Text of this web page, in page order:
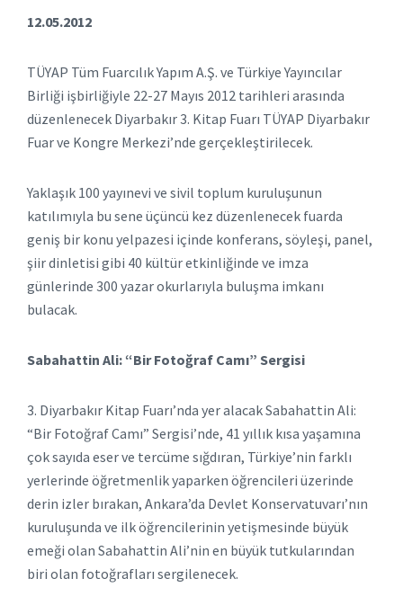
12.05.2012
TÜYAP Tüm Fuarcılık Yapım A.Ş. ve Türkiye Yayıncılar
Birliği işbirliğiyle 22-27 Mayıs 2012 tarihleri arasında
düzenlenecek Diyarbakır 3. Kitap Fuarı TÜYAP Diyarbakır
Fuar ve Kongre Merkezi’nde gerçekleştirilecek.
Yaklaşık 100 yayınevi ve sivil toplum kuruluşunun
katılımıyla bu sene üçüncü kez düzenlenecek fuarda
geniş bir konu yelpazesi içinde konferans, söyleşi, panel,
şiir dinletisi gibi 40 kültür etkinliğinde ve imza
günlerinde 300 yazar okurlarıyla buluşma imkanı
bulacak.
Sabahattin Ali: “Bir Fotoğraf Camı” Sergisi
3. Diyarbakır Kitap Fuarı’nda yer alacak Sabahattin Ali:
“Bir Fotoğraf Camı” Sergisi’nde, 41 yıllık kısa yaşamına
çok sayıda eser ve tercüme sığdıran, Türkiye’nin farklı
yerlerinde öğretmenlik yaparken öğrencileri üzerinde
derin izler bırakan, Ankara’da Devlet Konservatuvarı’nın
kuruluşunda ve ilk öğrencilerinin yetişmesinde büyük
emeği olan Sabahattin Ali’nin en büyük tutkularından
biri olan fotoğrafları sergilenecek.